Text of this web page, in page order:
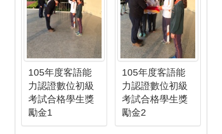
105年度客語能
力認證數位初級
考試合格學生獎
勵金1
105年度客語能
力認證數位初級
考試合格學生獎
勵金2